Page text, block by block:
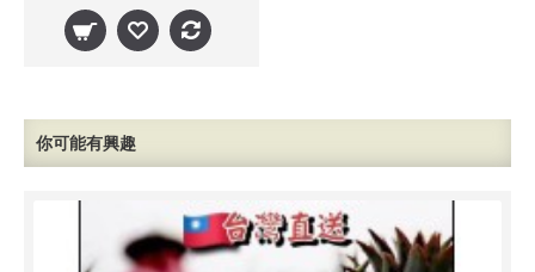
你可能有興趣